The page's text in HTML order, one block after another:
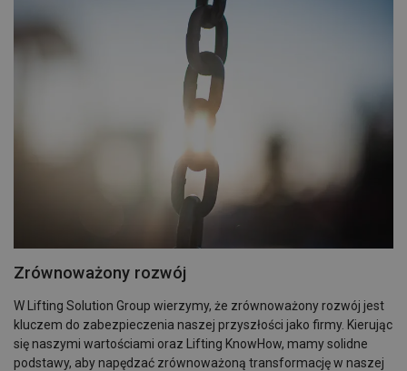
Zrównoważony rozwój
W Lifting Solution Group wierzymy, że zrównoważony rozwój jest
kluczem do zabezpieczenia naszej przyszłości jako firmy. Kierując
się naszymi wartościami oraz Lifting KnowHow, mamy solidne
podstawy, aby napędzać zrównoważoną transformację w naszej